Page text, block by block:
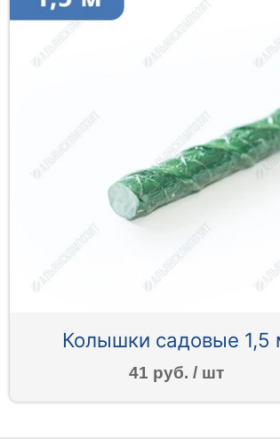
Колышки садовые 1,5
41 руб. / шт